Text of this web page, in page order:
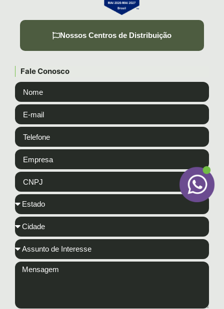
Nossos Centros de Distribuição
Fale Conosco